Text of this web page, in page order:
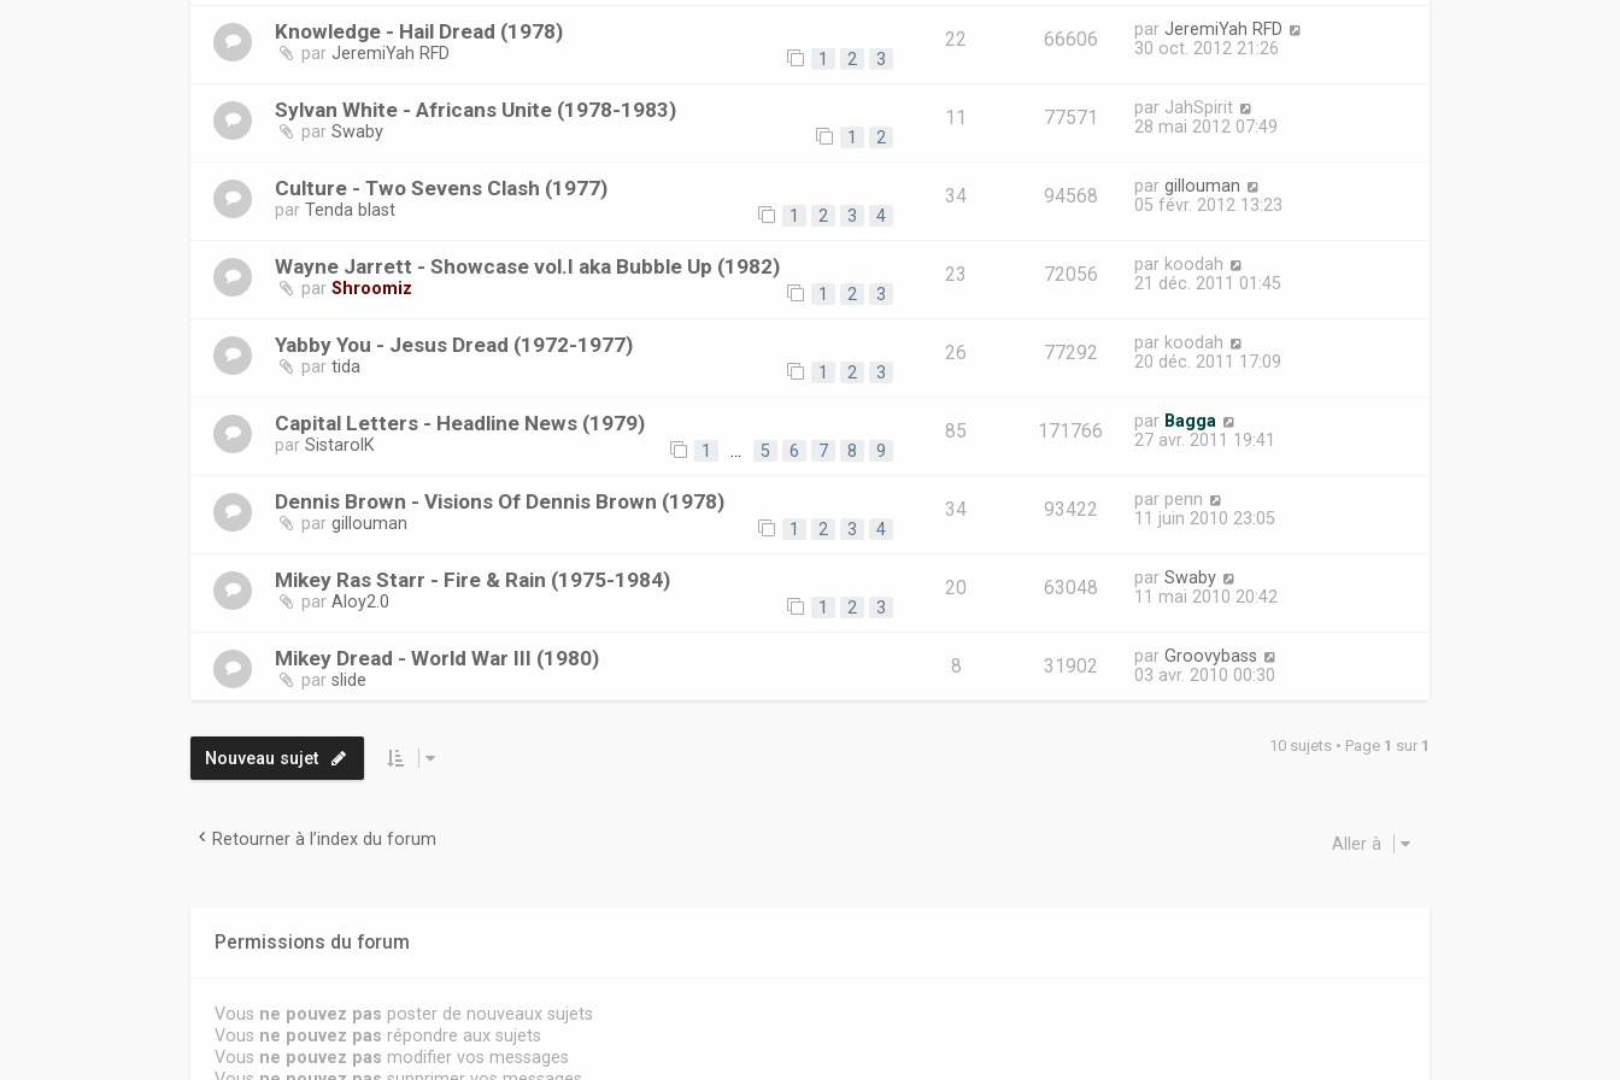
Knowledge - Hail Dread (1978)
parJeremiYah RFD 1 2 3
22 66606 par JeremiYah RFD
30 oct. 2012 21:26
Sylvan White - Africans Unite (1978-1983)
parSwaby 1 2
11 77571 par JahSpirit
28 mai 2012 07:49
Culture - Two Sevens Clash (1977)
parTenda blast 1 2 3 4
34 94568 par gillouman
05 févr. 2012 13:23
Wayne Jarrett - Showcase vol.I aka Bubble Up (1982)
parShroomiz 1 2 3
23 72056 par koodah
21 déc. 2011 01:45
Yabby You - Jesus Dread (1972-1977)
partida 1 2 3
26 77292 par koodah
20 déc. 2011 17:09
Capital Letters - Headline News (1979)
parSistarolK 1 5 6 7 8 9
85 171766 par Bagga
27 avr. 2011 19:41
Dennis Brown - Visions Of Dennis Brown (1978)
pargillouman 1 2 3 4
34 93422 par penn
11 juin 2010 23:05
Mikey Ras Starr - Fire & Rain (1975-1984)
parAloy2.0 1 2 3
20 63048 par Swaby
11 mai 2010 20:42
Mikey Dread - World War III (1980)
parslide
8 31902 par Groovybass
03 avr. 2010 00:30
Nouveau sujet
10 sujets • Page 1 sur 1
Retourner à l’index du forum Aller à
Permissions du forum
Vous ne pouvez pas poster de nouveaux sujets
Vous ne pouvez pas répondre aux sujets
Vous ne pouvez pas modifier vos messages